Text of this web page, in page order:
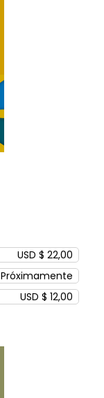
USD $ 22,00
Próximamente
USD $ 12,00